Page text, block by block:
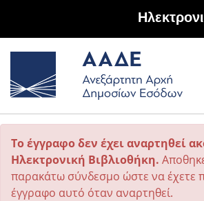
Το έγγραφο δεν έχει αναρτηθεί
Ηλεκτρονική Βιβλιοθήκη.
παρακάτω σύνδεσμο ώστε να έχετε
έγγραφο αυτό όταν αναρτηθεί.